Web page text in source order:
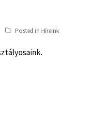
Posted in Híreink